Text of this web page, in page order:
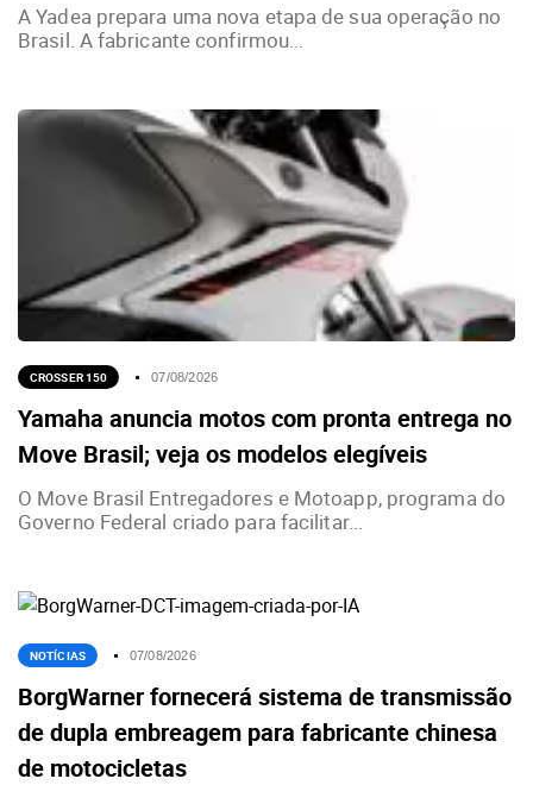
A Yadea prepara uma nova etapa de sua operação no
Brasil. A fabricante confirmou...
CROSSER 150 07/08/2026
Yamaha anuncia motos com pronta entrega no
Move Brasil; veja os modelos elegíveis
O Move Brasil Entregadores e Motoapp, programa do
Governo Federal criado para facilitar...
NOTÍCIAS 07/08/2026
BorgWarner fornecerá sistema de transmissão
de dupla embreagem para fabricante chinesa
de motocicletas